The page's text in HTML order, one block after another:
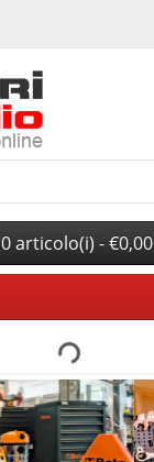
0 articolo(i) - €0,00